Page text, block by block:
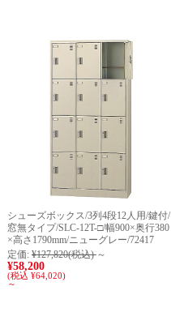
シューズボックス/3列4段12人用/鍵付/
窓無タイプ/SLC-12T-□/幅900×奥行380
×高さ1790mm/ニューグレー/72417
定価: ¥127,820(税込) ～
¥58,200
(税込 ¥64,020)
～